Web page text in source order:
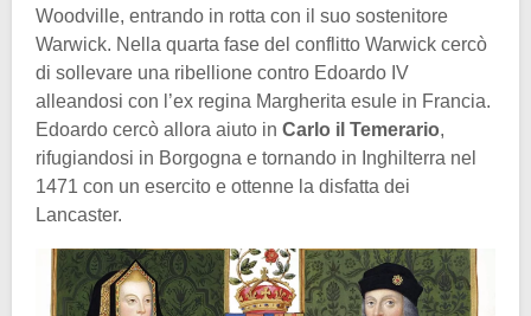
Woodville, entrando in rotta con il suo sostenitore
Warwick. Nella quarta fase del conflitto Warwick cercò
di sollevare una ribellione contro Edoardo IV
alleandosi con l’ex regina Margherita esule in Francia.
Edoardo cercò allora aiuto in Carlo il Temerario,
rifugiandosi in Borgogna e tornando in Inghilterra nel
1471 con un esercito e ottenne la disfatta dei
Lancaster.